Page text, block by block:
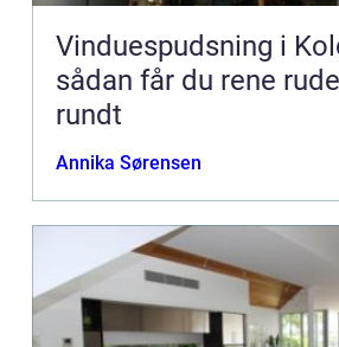
Vinduespudsning i
sådan får du rene
rundt
Annika Sørensen